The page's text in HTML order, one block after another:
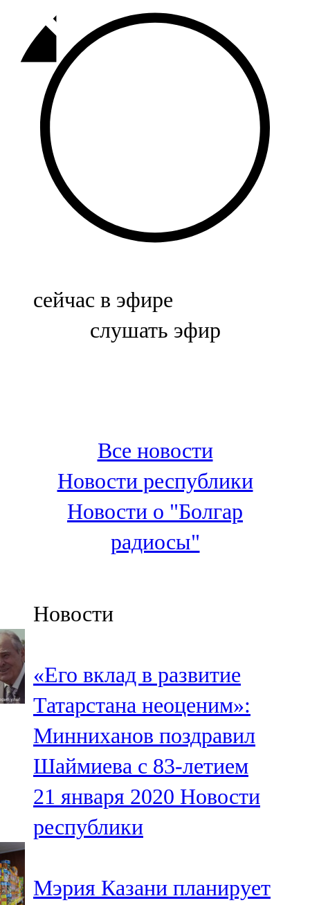
92,9 FM
Базарлы матак
107,1 FM
Балык бистәсе
104,9 FM
Баулы
107,5 FM
Биләр
Болгар
100,3 FM
Зәй
106,6 FM
Кадыбаш
105,2 FM
91,5 FM
106,1 FM
Кама тамагы
71,51 FM
Кукмара
107,9 FM
Лениногорский
Мамадыш
сейчас в эфире
слушать эфир
Все новости
Новости республики
Новости о "Болгар
радиосы"
Новости
«Его вклад в развитие
Татарстана неоценим»:
Минниханов поздравил
Шаймиева с 83-летием
21 января 2020 Новости
республики
Мэрия Казани планирует